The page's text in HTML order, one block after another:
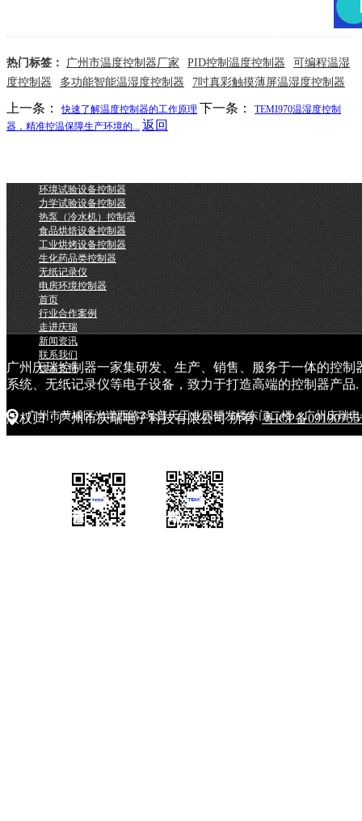
热门标签： 广州市温度控制器厂家 PID控制温度控制器
可编程温湿
度控制器
多功能智能温湿度控制器 7吋真彩触摸薄屏温湿度控制器
上一条：快速了解温度控制器的工作原理 下一条：
TEMI970温湿度控制
器，精准控温保障生产环境的... 返回
环境试验设备控制器
力学试验设备控制器
热泵（冷水机）控制器
食品烘焙设备控制器
工业烘烤设备控制器
生化药品类控制器
无纸记录仪
电房环境控制器
首页
行业合作案例
走进庆瑞
新闻资讯
联系我们
技术支持
广州市黄埔区光谱西路3号普天工业园研发楼东门二楼（广州庆瑞
广州庆瑞控制器一家集研发、生产、销售、服务于一体的控
系统、无纸记录仪等电子设备，致力于打造高端的控制器产品.
版权归：广州市庆瑞电子科技有限公司 所有粤ICP备